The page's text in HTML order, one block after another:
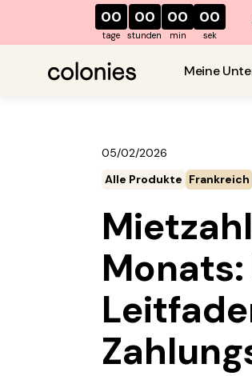
00
tage
00
stunden
00
min
00
sek
Meine
05/02/2026
Alle Produkte Frankreich